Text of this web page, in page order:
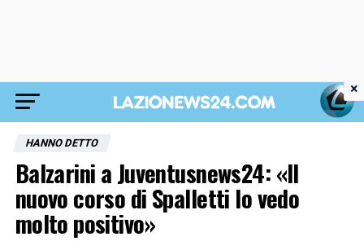
HANNO DETTO
Balzarini a Juventusnews24: «Il
nuovo corso di Spalletti lo vedo
molto positivo»
×